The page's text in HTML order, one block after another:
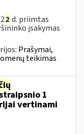
2 d. priimtas
įsakymas
Prašymai,
teikimas
1
vertinami